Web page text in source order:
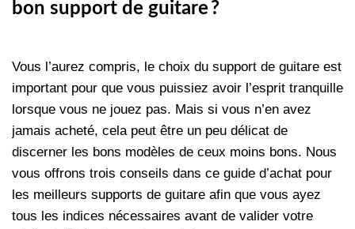
bon support de guitare ?
Vous l’aurez compris, le choix du support de guitare est
important pour que vous puissiez avoir l’esprit tranquille
lorsque vous ne jouez pas. Mais si vous n’en avez
jamais acheté, cela peut être un peu délicat de
discerner les bons modèles de ceux moins bons. Nous
vous offrons trois conseils dans ce guide d’achat pour
les meilleurs supports de guitare afin que vous ayez
tous les indices nécessaires avant de valider votre